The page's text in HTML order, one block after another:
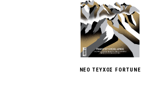
ΝΕΟ ΤΕΥΧΟΣ FORTUNE